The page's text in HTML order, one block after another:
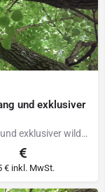
und exklusiver
Wildkräuter-Apéro - Wildkräuterspaziergang und exklusiver wilder Gaumenschmaus zugleich Typische saisonale…
€ inkl. MwSt.